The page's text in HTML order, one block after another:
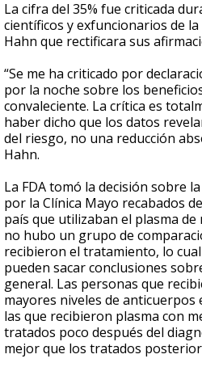
La cifra del 35% fue criticada
científicos y exfuncionarios de
Hahn que rectificara sus
“Se me ha criticado por
por la noche sobre los
convaleciente. La crítica es
haber dicho que los datos
del riesgo, no una reducción
Hahn.
La FDA tomó la decisión sobre
por la Clínica Mayo recabados
país que utilizaban el plasma
no hubo un grupo de
recibieron el tratamiento, lo
pueden sacar conclusiones
general. Las personas que
mayores niveles de
las que recibieron plasma con
tratados poco después del
mejor que los tratados